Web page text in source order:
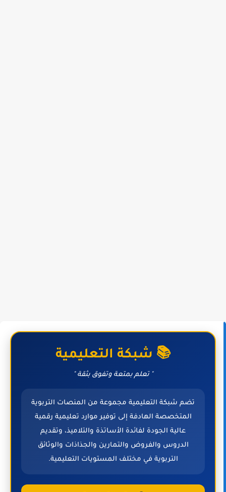
📚 شبكة التعليمية
" تعلم بمتعة وتفوق بثقة "
تضم شبكة التعليمية مجموعة من المنصات التربوية
المتخصصة الهادفة إلى توفير موارد تعليمية رقمية
عالية الجودة لفائدة الأساتذة والتلاميذ، وتقديم
الدروس والفروض والتمارين والجذاذات والوثائق
التربوية في مختلف المستويات التعليمية.